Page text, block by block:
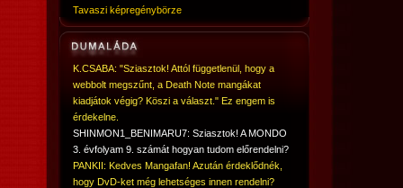
Tavaszi képregénybörze
K.CSABA: "Sziasztok! Attól függetlenül, hogy a
webbolt megszűnt, a Death Note mangákat
kiadjátok végig? Köszi a választ." Ez engem is
érdekelne.
SHINMON1_BENIMARU7: Sziasztok! A MONDO
3. évfolyam 9. számát hogyan tudom előrendelni?
PANKII: Kedves Mangafan! Azután érdeklődnék,
hogy DvD-ket még lehetséges innen rendelni?